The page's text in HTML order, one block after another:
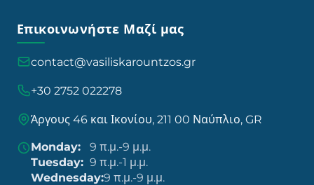
Επικοινωνήστε Μαζί μας
contact@vasiliskarountzos.gr
+30 2752 022278
Άργους 46 και Ικονίου, 211 00 Ναύπλιο, GR
Monday:
9 π.μ.-9 μ.μ.
Tuesday: 9 π.μ.-1 μ.μ.
Wednesday:9 π.μ.-9 μ.μ.